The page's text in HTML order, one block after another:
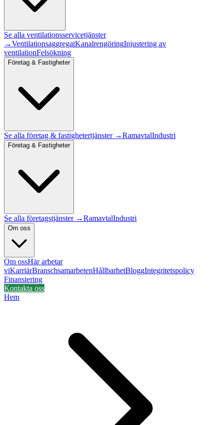
Se alla ventilationsservicetjänster
→VentilationsaggregatKanalrengöringInjustering av
ventilationFelsökning
Företag & Fastigheter
Se alla företag & fastighetertjänster →RamavtalIndustri
Företag & Fastigheter
Se alla företagstjänster →RamavtalIndustri
Om oss
Om ossHär arbetar
viKarriärBranschsamarbetenHållbarhetBloggIntegritetspolicy
Finansiering
Kontakta oss
Hem